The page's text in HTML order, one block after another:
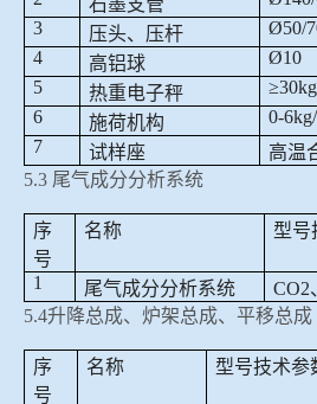
石墨支管
3
压头、压杆 Ø50/
4
高铝球
Ø10
5
热重电子秤
6
施荷机构
0-
7
试样座
高温
5.3 尾气成分分析系统
序
号
名称 型号
1 尾气成分分析系统 CO2
5.4升降总成、炉架总成、平移总成
序
号
名称 型号技术参